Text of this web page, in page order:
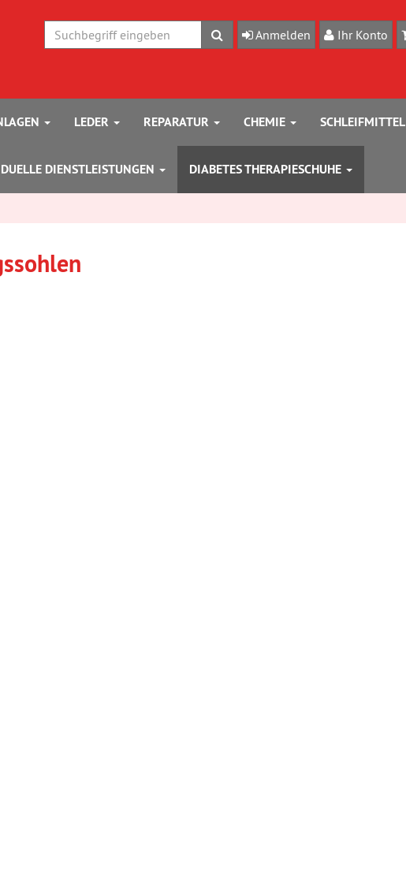
Ihr Konto
Anmelden
Suchen
LEDER REPARATUR CHEMIE SCHLEIFMITTEL
DIENSTLEISTUNGEN DIABETES THERAPIESCHUHE